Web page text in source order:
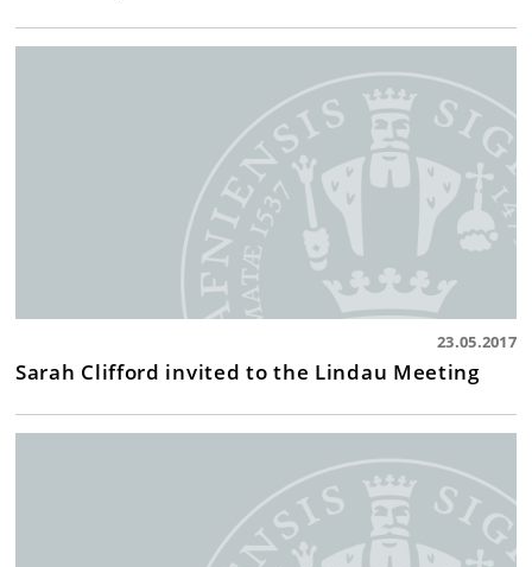
23.05.2017
Sarah Clifford invited to the Lindau Meeting